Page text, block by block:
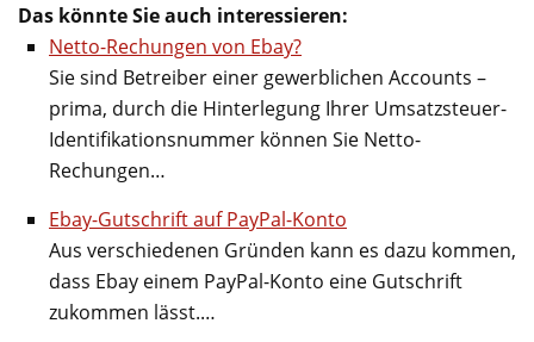
Das könnte Sie auch interessieren:
Netto-Rechungen von Ebay?
Sie sind Betreiber einer gewerblichen Accounts –
prima, durch die Hinterlegung Ihrer Umsatzsteuer-
Identifikationsnummer können Sie Netto-
Rechungen…
Ebay-Gutschrift auf PayPal-Konto
Aus verschiedenen Gründen kann es dazu kommen,
dass Ebay einem PayPal-Konto eine Gutschrift
zukommen lässt.…